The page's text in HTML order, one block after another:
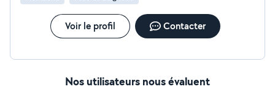
aménagement PMR. Conseil : Accompagnement dans
vos projets de rénovation. ️ Assurances biennale et
Décennale (Garantie 10ans) à jour (attestations sur
et le souci du détail. Devis rapide gratuit !
Voir le profil Contacter
Nos utilisateurs nous évaluent